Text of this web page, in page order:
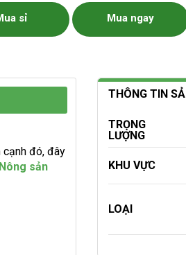
sỉ Mua ngay
cạnh đó, đây
Nông sản
THÔNG TIN
TRỌNG
LƯỢNG
KHU VỰC
LOẠI